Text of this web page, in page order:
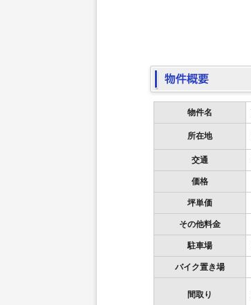
物件名
所在地
交通
価格
坪単価
その他料金
駐車場
バイク置き場
間取り